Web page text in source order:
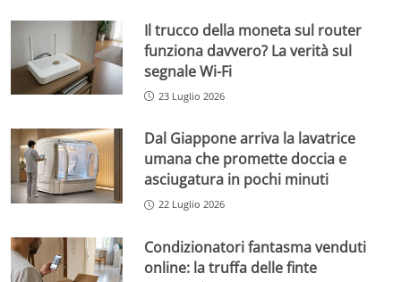
Il trucco della moneta sul router
funziona davvero? La verità sul
segnale Wi-Fi
23 Luglio 2026
Dal Giappone arriva la lavatrice
umana che promette doccia e
asciugatura in pochi minuti
22 Luglio 2026
Condizionatori fantasma venduti
online: la truffa delle finte